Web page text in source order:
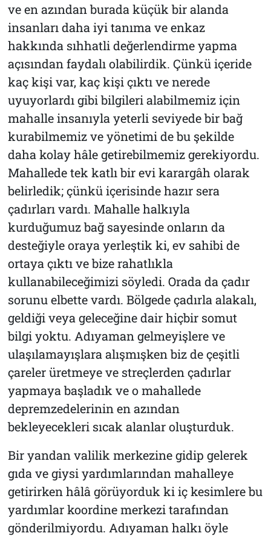
ve en azından burada küçük bir alanda
insanları daha iyi tanıma ve enkaz
hakkında sıhhatli değerlendirme yapma
açısından faydalı olabilirdik. Çünkü içeride
kaç kişi var, kaç kişi çıktı ve nerede
uyuyorlardı gibi bilgileri alabilmemiz için
mahalle insanıyla yeterli seviyede bir bağ
kurabilmemiz ve yönetimi de bu şekilde
daha kolay hâle getirebilmemiz gerekiyordu.
Mahallede tek katlı bir evi karargâh olarak
belirledik; çünkü içerisinde hazır sera
çadırları vardı. Mahalle halkıyla
kurduğumuz bağ sayesinde onların da
desteğiyle oraya yerleştik ki, ev sahibi de
ortaya çıktı ve bize rahatlıkla
kullanabileceğimizi söyledi. Orada da çadır
sorunu elbette vardı. Bölgede çadırla alakalı,
geldiği veya geleceğine dair hiçbir somut
bilgi yoktu. Adıyaman gelmeyişlere ve
ulaşılamayışlara alışmışken biz de çeşitli
çareler üretmeye ve streçlerden çadırlar
yapmaya başladık ve o mahallede
depremzedelerinin en azından
bekleyecekleri sıcak alanlar oluşturduk.
Bir yandan valilik merkezine gidip gelerek
gıda ve giysi yardımlarından mahalleye
getirirken hâlâ görüyorduk ki iç kesimlere bu
yardımlar koordine merkezi tarafından
gönderilmiyordu. Adıyaman halkı öyle